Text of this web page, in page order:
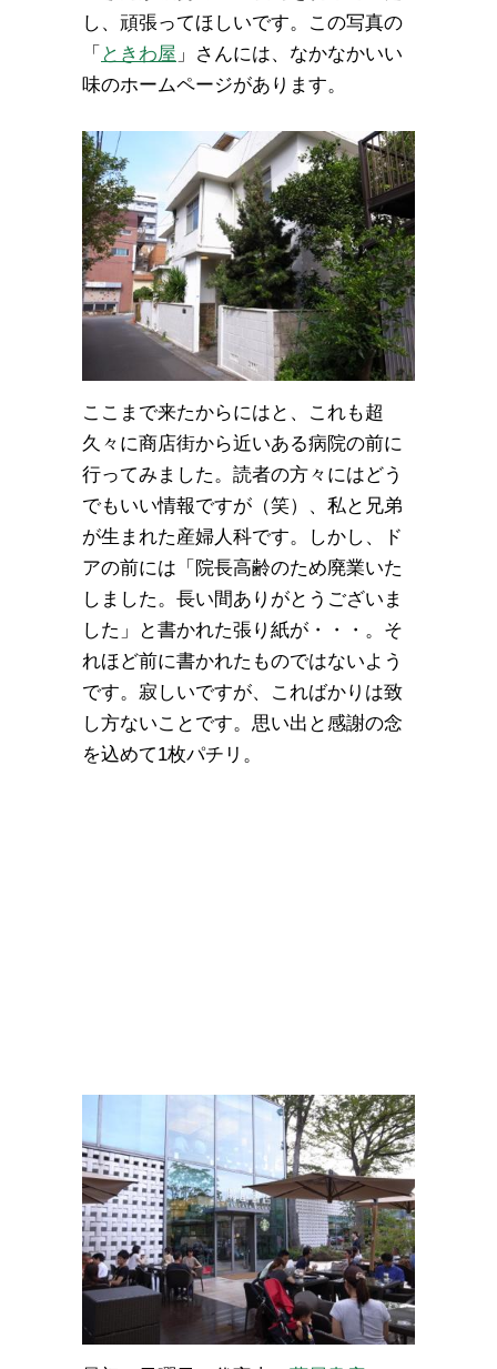
し、頑張ってほしいです。この写真の
「 ときわ屋 」さんには、なかなかいい
味のホームページがあります。
ここまで来たからにはと、これも超
久々に商店街から近いある病院の前に
行ってみました。読者の方々にはどう
でもいい情報ですが（笑）、私と兄弟
が生まれた産婦人科です。しかし、ド
アの前には「院長高齢のため廃業いた
しました。長い間ありがとうございま
した」と書かれた張り紙が・・・。そ
れほど前に書かれたものではないよう
です。寂しいですが、こればかりは致
し方ないことです。思い出と感謝の念
を込めて1枚パチリ。